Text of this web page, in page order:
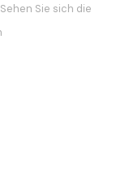
Sehen Sie sich die